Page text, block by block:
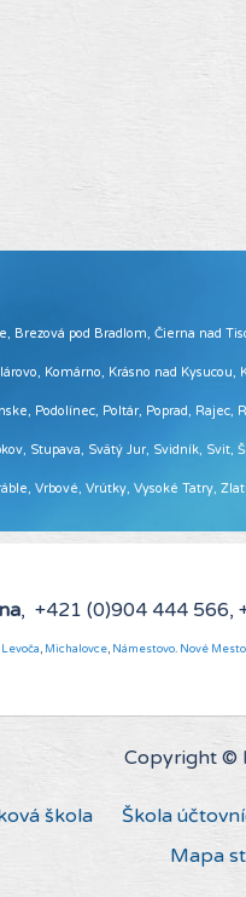
Brezová pod Bradlom, Čierna nad
Komárno, Krásno nad
Podolínec, Poltár, Poprad,
Stupava, Svätý Jur, Svidník,
Vrbové, Vrútky, Vysoké Tatry,
, +421 (0)904 444 566,
Levoča, Michalovce, Námestovo. Nové
Copyright ©
škola Škola
Mapa